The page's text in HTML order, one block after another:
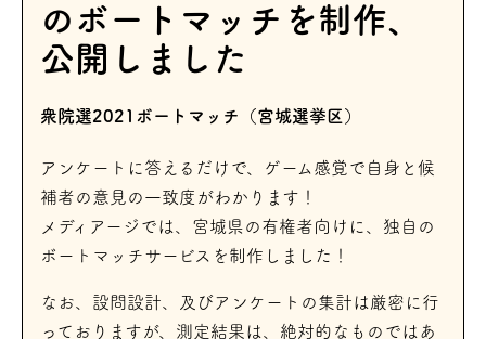
のボートマッチを制作、
公開しました
衆院選2021ボートマッチ（宮城選挙区）
アンケートに答えるだけで、ゲーム感覚で自身と候
補者の意見の一致度がわかります！
メディアージでは、宮城県の有権者向けに、独自の
ボートマッチサービスを制作しました！
なお、設問設計、及びアンケートの集計は厳密に行
っておりますが、測定結果は、絶対的なものではあ